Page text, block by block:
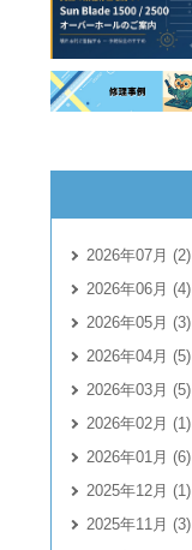
2026年07月 (2)
2026年06月 (4)
2026年05月 (3)
2026年04月 (5)
2026年03月 (5)
2026年02月 (1)
2026年01月 (6)
2025年12月 (1)
2025年11月 (3)